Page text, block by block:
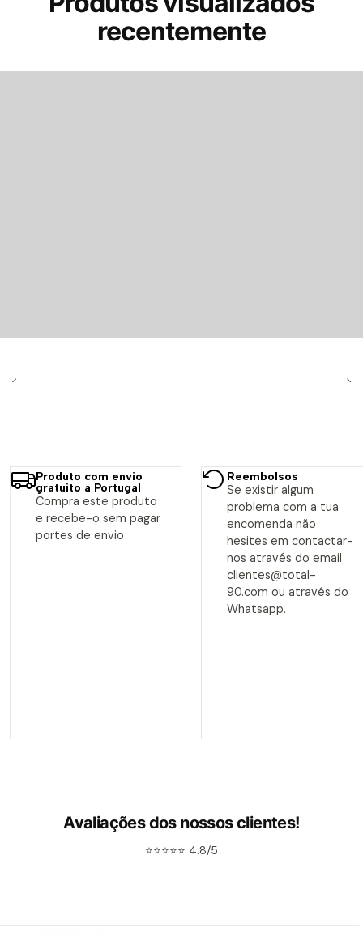
recentemente
Produto com envio
gratuito a Portugal
Compra este produto
e recebe-o sem pagar
portes de envio
Reembolsos
Se existir algum
problema com a tua
encomenda não
hesites em contactar-
nos através do email
clientes@total-
90.com ou através do
Whatsapp.
Avaliações dos nossos clientes!
⭐⭐⭐⭐⭐ 4.8/5